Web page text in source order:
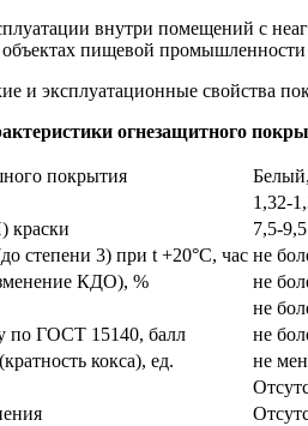
внутри помещений с
пищевой
и эксплуатационные свойства
огнезащитного
покрытия
1,32-
краски
7,5-9,5
степени 3) при t +20°С, час не
КДО), %
не
не
по ГОСТ 15140, балл
не
кокса), ед.
не